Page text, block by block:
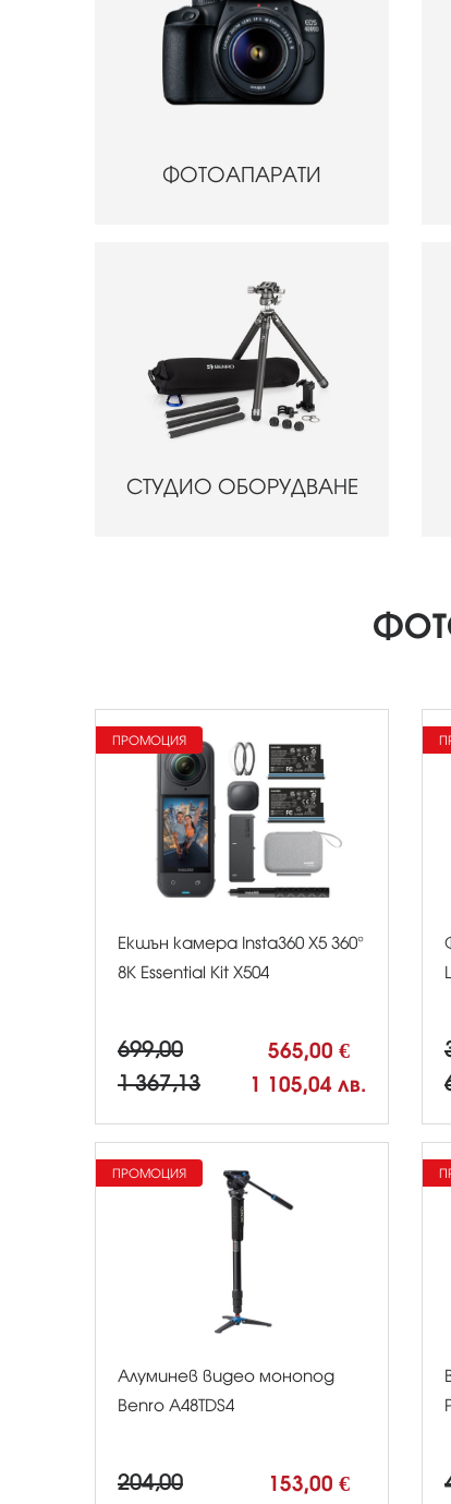
ФОТОАПАРАТИ
СТУДИО ОБОРУДВАНЕ
Екшън камера Insta360 X5 360°
8К Essential Kit X504
699,00 565,00 €
1 367,13 1 105,04 лв.
ПРОМОЦИЯ
Алуминев видео монопод
Benro A48TDS4
204,00 153,00 €
ПРОМОЦИЯ